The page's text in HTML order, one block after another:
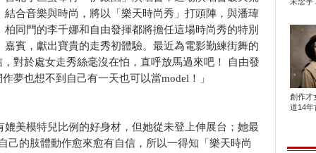
結合音樂與時尚，將以「樂天時尚秀」打頭陣，與潘瑋
柏同門的李千娜和自由發揮都將擔任這場時尚秀的特別
嘉賓，獻出寶貴的走秀初體驗。最近為電影勤練街舞的
對於處女走秀絲毫沒在怕，直呼放馬過來吧！ 自由發
夢也想不到自己有一天也可以當model！」
美模特兒比例的好身材，但她從未登上伸展台；她最
己的肢體動作愈來愈有自信，所以一得知「樂天時尚
創作才
道14年